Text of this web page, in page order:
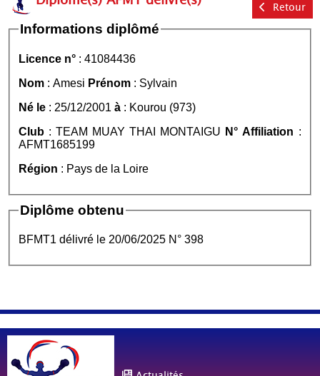
Retour
Informations diplômé
Licence n° : 41084436
Nom : Amesi Prénom : Sylvain
Né le : 25/12/2001 à : Kourou (973)
Club : TEAM MUAY THAI MONTAIGU N° Affiliation :
AFMT1685199
Région : Pays de la Loire
Diplôme obtenu
BFMT1 délivré le 20/06/2025 N° 398